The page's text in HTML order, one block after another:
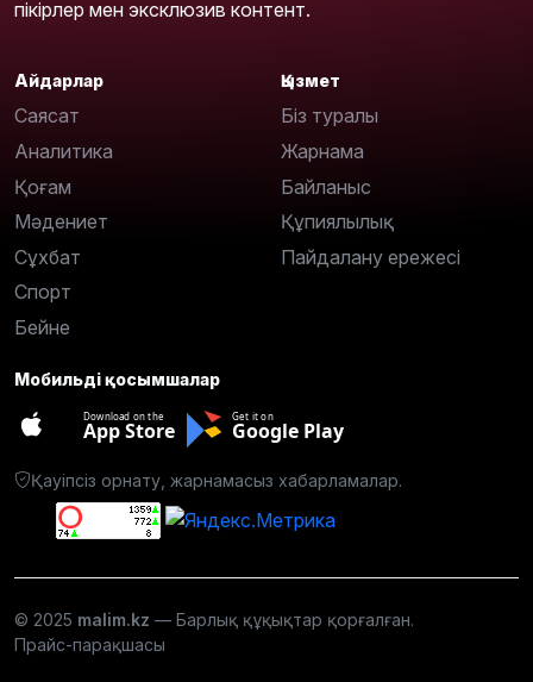
пікірлер мен эксклюзив контент.
Айдарлар
Саясат
Аналитика
Қоғам
Мәдениет
Сұхбат
Спорт
Бейне
Қызмет
Біз туралы
Жарнама
Байланыс
Құпиялылық
Пайдалану ережесі
Мобильді қосымшалар
Download on the
App Store
Get it on
Google Play
Қауіпсіз орнату, жарнамасыз хабарламалар.
© 2025 malim.kz — Барлық құқықтар қорғалған.
Прайс-парақшасы